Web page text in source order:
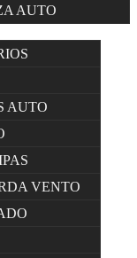
AUTO
AUTO
VENTO